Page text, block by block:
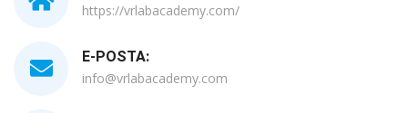
https://vrlabacademy.com/
E-POSTA:
info@vrlabacademy.com